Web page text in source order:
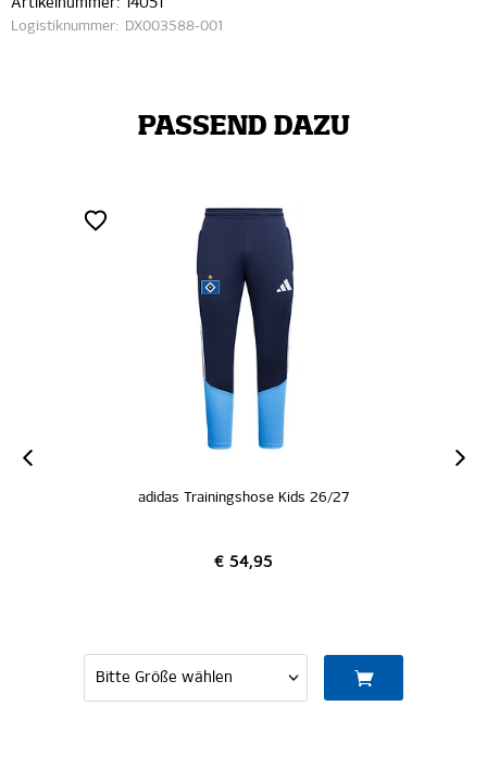
Artikelnummer: 14051
Logistiknummer: DX003588-001
PASSEND DAZU
adidas Trainingshose Kids 26/27
€ 54,95